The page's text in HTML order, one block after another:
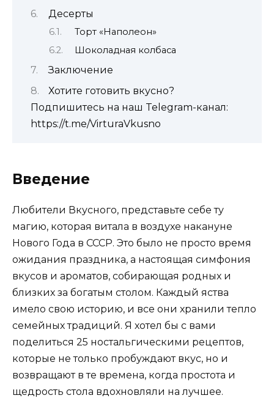
Десерты
Торт «Наполеон»
Шоколадная колбаса
Заключение
Хотите готовить вкусно?
Подпишитесь на наш Telegram-канал:
https://t.me/VirturaVkusno
Введение
Любители Вкусного, представьте себе ту
магию, которая витала в воздухе накануне
Нового Года в СССР. Это было не просто время
ожидания праздника, а настоящая симфония
вкусов и ароматов, собирающая родных и
близких за богатым столом. Каждый яства
имело свою историю, и все они хранили тепло
семейных традиций. Я хотел бы с вами
поделиться 25 ностальгическими рецептов,
которые не только пробуждают вкус, но и
возвращают в те времена, когда простота и
щедрость стола вдохновляли на лучшее.